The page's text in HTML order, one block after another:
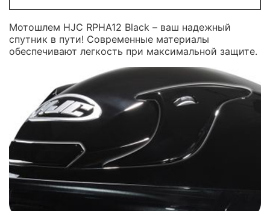
Мотошлем HJC RPHA12 Black – ваш надежный
спутник в пути! Современные материалы
обеспечивают легкость при максимальной защите.